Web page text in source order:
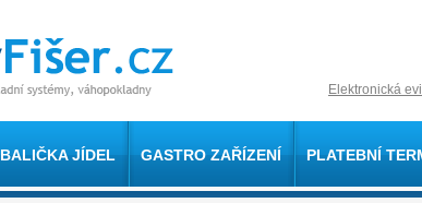
Elektronická
BALIČKA JÍDEL GASTRO ZAŘÍZENÍ PLATEBNÍ